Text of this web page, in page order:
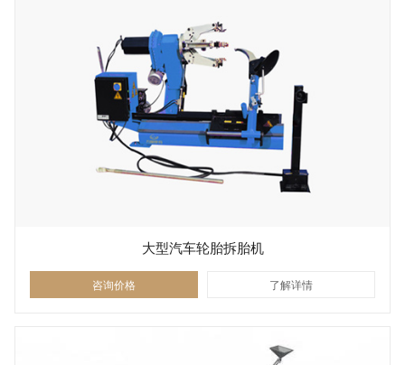
大型汽车轮胎拆胎机
咨询价格 了解详情